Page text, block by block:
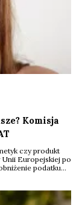
Komisja
czy produkt
Europejskiej po
podatku
pokazuje jednak